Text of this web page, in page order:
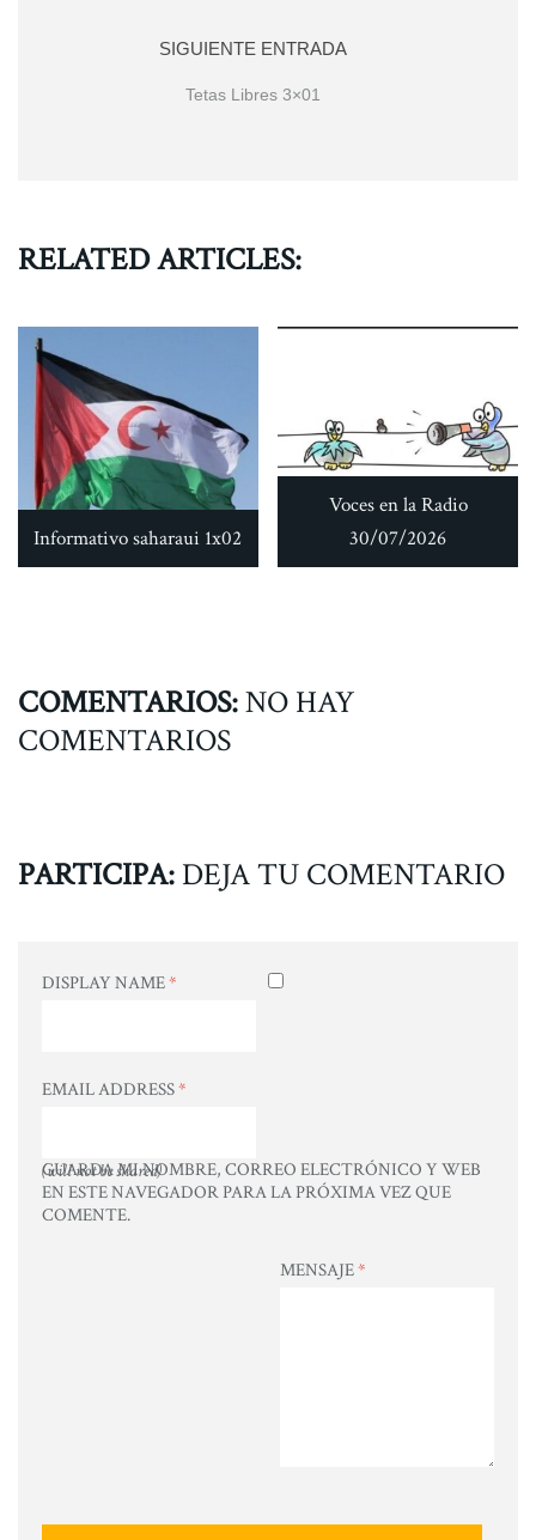
SIGUIENTE ENTRADA
Tetas Libres 3×01
RELATED ARTICLES:
Informativo saharaui 1x02
Voces en la Radio
30/07/2026
COMENTARIOS:NO HAY
COMENTARIOS
PARTICIPA: DEJA TU COMENTARIO
DISPLAY NAME*
EMAIL ADDRESS*
(will not be shared)
GUARDA MI NOMBRE, CORREO ELECTRÓNICO Y WEB
EN ESTE NAVEGADOR PARA LA PRÓXIMA VEZ QUE
COMENTE.
MENSAJE*